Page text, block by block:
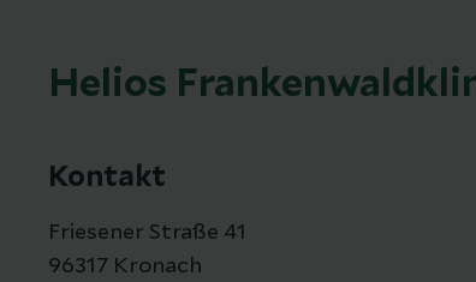
Helios
Kontakt
Friesener Straße 41
96317 Kronach